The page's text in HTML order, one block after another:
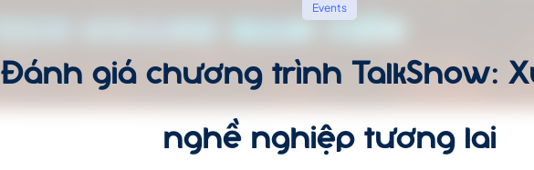
Events
Đánh giá chương trình TalkShow:
nghề nghiệp tương lai